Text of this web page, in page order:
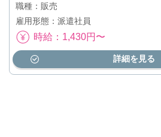
職種：販売
雇用形態：派遣社員
時給：1,430円〜
詳細を見る